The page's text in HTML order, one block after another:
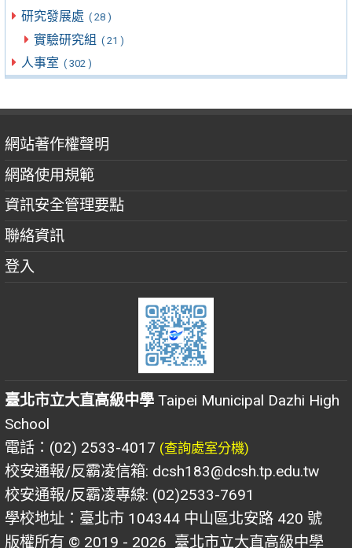
研究發展處 ( 28 )
實驗研究組 ( 21 )
人事室 ( 302 )
網站著作權聲明
網路使用規範
資訊安全管理要點
聯絡資訊
登入
臺北市立大直高級中學 Taipei Municipal Dazhi High
School
電話：(02) 2533-4017 (查詢處室分機)
校安通報/反霸凌信箱: dcsh183@dcsh.tp.edu.tw
校安通報/反霸凌專線: (02)2533-7691
學校地址：臺北市 104344 中山區北安路 420 號
版權所有 © 2019 - 2026 臺北市立大直高級中學